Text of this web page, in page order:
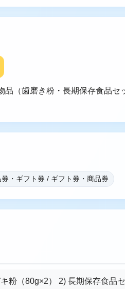
（歯磨き粉・長期保存食品セ
券・ギフト券 / ギフト券・商品券
粉（80g×2） 2) 長期保存食品